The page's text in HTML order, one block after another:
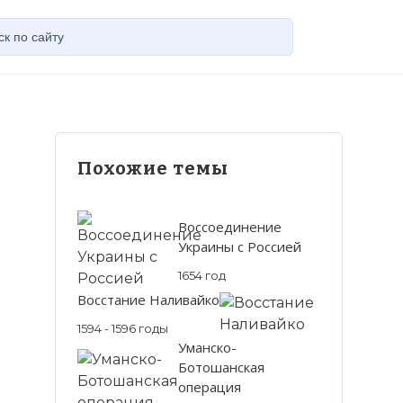
Похожие темы
Воссоединение
Украины с Россией
1654 год
Восстание Наливайко
1594 - 1596 годы
Уманско-
Ботошанская
операция